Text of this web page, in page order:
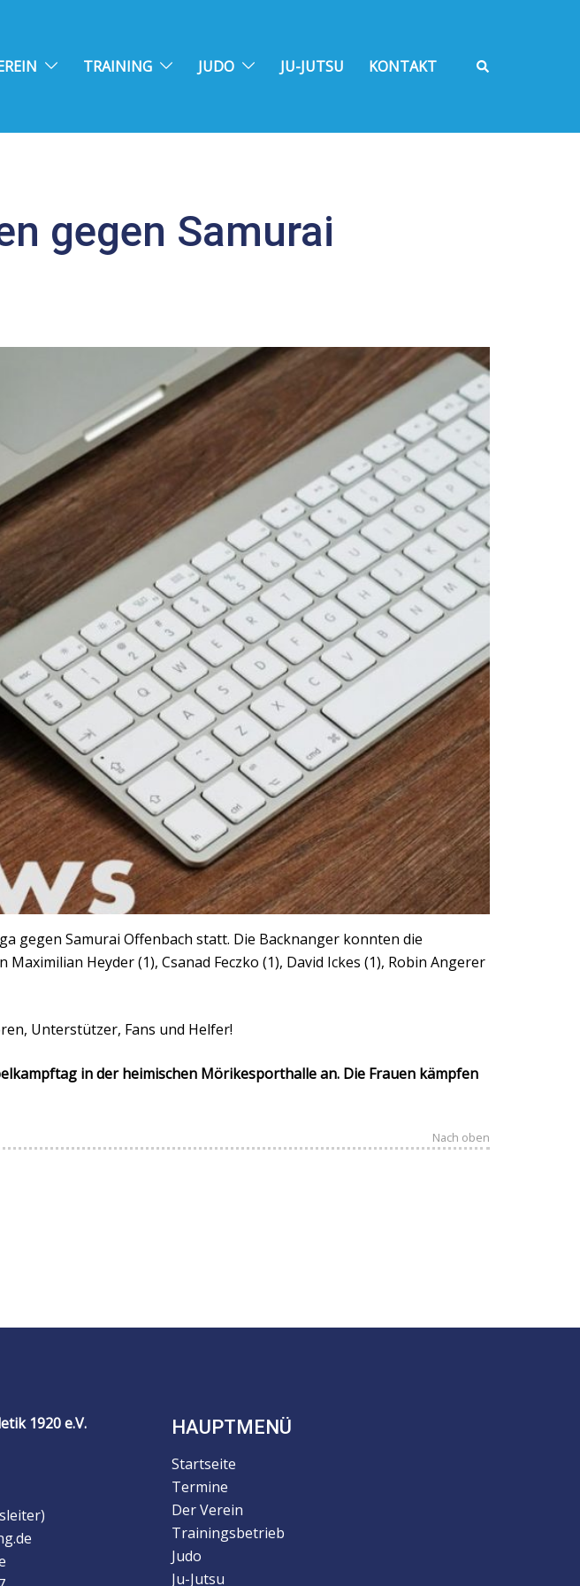
TRAINING JUDO JU-JUTSU KONTAKT Suche
gegen Samurai
gegen Samurai Offenbach statt. Die Backnanger konnten die
Heyder (1), Csanad Feczko (1), David Ickes (1), Robin Angerer
Unterstützer, Fans und Helfer!
in der heimischen Mörikesporthalle an. Die Frauen kämpfen
Nach oben
1920 e.V.
HAUPTMENÜ
Startseite
Termine
Der Verein
Trainingsbetrieb
Judo
Ju-Jutsu